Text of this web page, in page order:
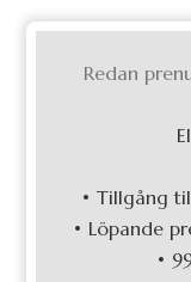
Redan
• Tillgång
• Löpande
•